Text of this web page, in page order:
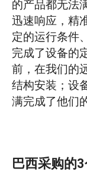
的产品都无法
迅速响应，精
定的运行条件
完成了设备的
前，在我们的
结构安装；设
满完成了他们
巴西采购的